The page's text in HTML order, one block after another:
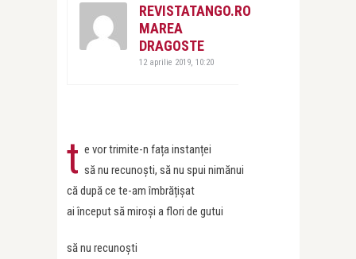
REVISTATANGO.RO
MAREA
DRAGOSTE
12 aprilie 2019, 10:20
t e vor trimite-n fața instanței
să nu recunoști, să nu spui nimănui
că după ce te-am îmbrățișat
ai început să miroși a flori de gutui
să nu recunoști